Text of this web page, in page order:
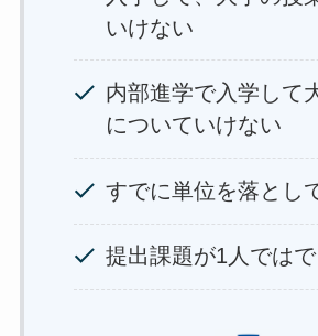
いけない
内部進学で入学して
についていけない
すでに単位を落とし
提出課題が1人では